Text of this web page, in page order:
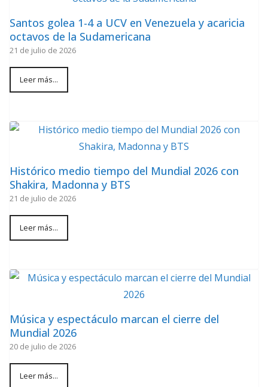
Santos golea 1-4 a UCV en Venezuela y acaricia
octavos de la Sudamericana
21 de julio de 2026
Leer más...
Histórico medio tiempo del Mundial 2026 con
Shakira, Madonna y BTS
21 de julio de 2026
Leer más...
Música y espectáculo marcan el cierre del
Mundial 2026
20 de julio de 2026
Leer más...